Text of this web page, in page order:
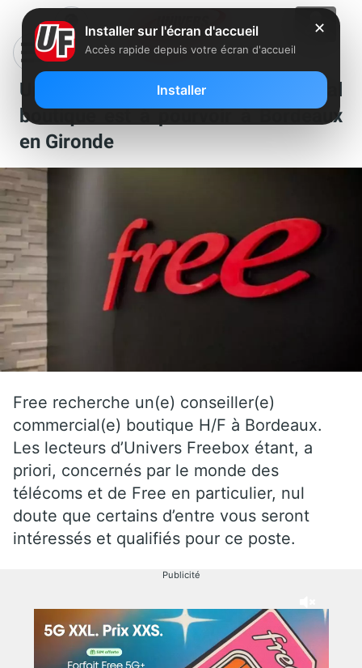
Un poste de conseiller commercial
boutique est à pourvoir à Bordeaux
en Gironde
Free recherche un(e) conseiller(e)
commercial(e) boutique H/F à Bordeaux.
Les lecteurs d’Univers Freebox étant, a
priori, concernés par le monde des
télécoms et de Free en particulier, nul
doute que certains d’entre vous seront
intéressés et qualifiés pour ce poste.
Publicité
✕
Installer sur l'écran d'accueil
Accès rapide depuis votre écran d'accueil
Installer